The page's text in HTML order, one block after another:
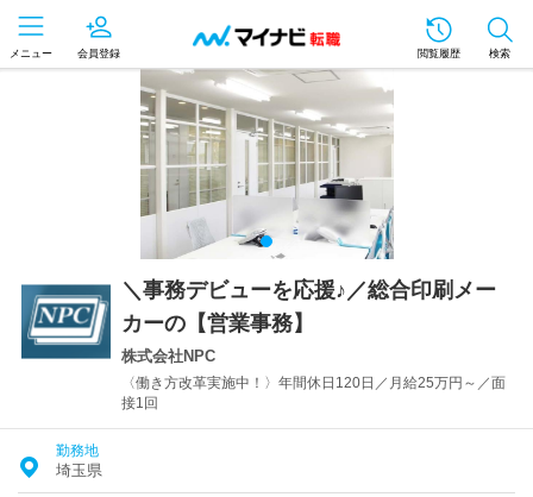
メニュー 会員登録 閲覧履歴 検索
＼事務デビューを応援♪／総合印刷メー
カーの【営業事務】
株式会社NPC
〈働き方改革実施中！〉年間休日120日／月給25万円～／面
接1回
勤務地
埼玉県